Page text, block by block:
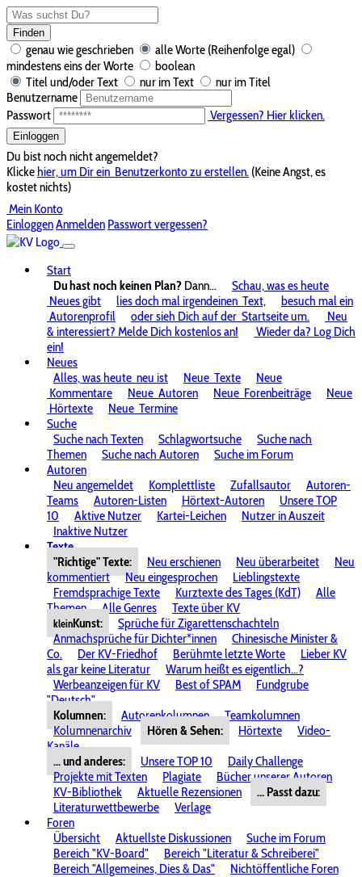
Finden
genau wie geschrieben
alle Worte (Reihenfolge egal)
mindestens eins der Worte
boolean
Titel und/oder Text
nur im Text
nur im Titel
Benutzername
Passwort
Vergessen? Hier klicken.
Einloggen
Du bist noch nicht angemeldet?
Klickehier, um Dir ein Benutzerkonto zu erstellen. (Keine Angst, es
kostet nichts)
Mein Konto
EinloggenAnmelden Passwort vergessen?
Start
Du hast noch keinen Plan? Dann...
Schau, was es heute
Neues gibt
lies doch mal irgendeinen Text,
besuch mal ein
Autorenprofil
oder sieh Dich auf der Startseite um.
Neu
& interessiert? Melde Dich kostenlos an!
Wieder da? Log Dich
ein!
Neues
Alles, was heute neu ist Neue Texte
Neue
Kommentare
Neue Autoren Neue Forenbeiträge
Neue
Hörtexte
Neue Termine
Suche
Suche nach Texten
Schlagwortsuche
Suche nach
Themen
Suche nach Autoren
Suche im Forum
Autoren
Neu angemeldet
Komplettliste Zufallsautor
Autoren-
Teams
Autoren-Listen Hörtext-Autoren
Unsere TOP
10
Aktive Nutzer Kartei-Leichen
Nutzer in Auszeit
Inaktive Nutzer
Texte
"Richtige" Texte:
Neu erschienen Neu überarbeitet
Neu
kommentiert
Neu eingesprochen
Lieblingstexte
Fremdsprachige Texte
Kurztexte des Tages (KdT)
Alle
Themen
Alle Genres Texte über KV
kleinKunst:
Sprüche für Zigarettenschachteln
Anmachsprüche für Dichter*innen
Chinesische Minister &
Co.
Der KV-Friedhof Berühmte letzte Worte
Lieber KV
als gar keine Literatur
Warum heißt es eigentlich...?
Werbeanzeigen für KV
Best of SPAM
Fundgrube
"Deutsch"
Kolumnen:
Autorenkolumnen
Teamkolumnen
Kolumnenarchiv
Hören & Sehen: Hörtexte
Video-
Kanäle
... und anderes:
Unsere TOP 10
Daily Challenge
Projekte mit Texten
Plagiate
Bücher unserer Autoren
KV-Bibliothek
Aktuelle Rezensionen
... Passt dazu:
Literaturwettbewerbe
Verlage
Foren
Übersicht
Aktuellste Diskussionen
Suche im Forum
Bereich "KV-Board"
Bereich "Literatur & Schreiberei"
Bereich "Allgemeines, Dies & Das"
Nichtöffentliche Foren